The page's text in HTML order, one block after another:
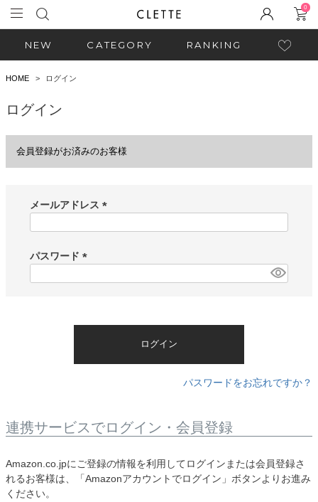
0
NEW CATEGORY RANKING
HOME ログイン
ログイン
会員登録がお済みのお客様
メールアドレス
)
パスワード
ログイン
パスワードをお忘れですか？
連携サービスでログイン・会員登録
Amazon.co.jpにご登録の情報を利用してログインまたは会員登録さ
れるお客様は、「Amazonアカウントでログイン」ボタンよりお進み
ください。